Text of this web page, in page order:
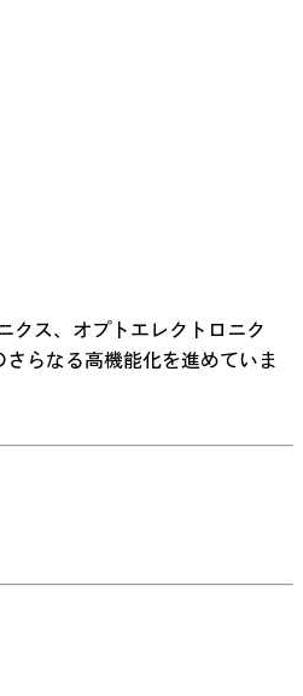
クス、オプトエレクトロニク
らなる高機能化を進めていま